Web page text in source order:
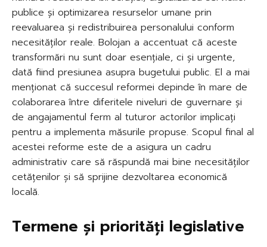
publice și optimizarea resurselor umane prin
reevaluarea și redistribuirea personalului conform
necesităților reale. Bolojan a accentuat că aceste
transformări nu sunt doar esențiale, ci și urgente,
dată fiind presiunea asupra bugetului public. El a mai
menționat că succesul reformei depinde în mare de
colaborarea între diferitele niveluri de guvernare și
de angajamentul ferm al tuturor actorilor implicați
pentru a implementa măsurile propuse. Scopul final al
acestei reforme este de a asigura un cadru
administrativ care să răspundă mai bine necesităților
cetățenilor și să sprijine dezvoltarea economică
locală.
Termene și priorități legislative